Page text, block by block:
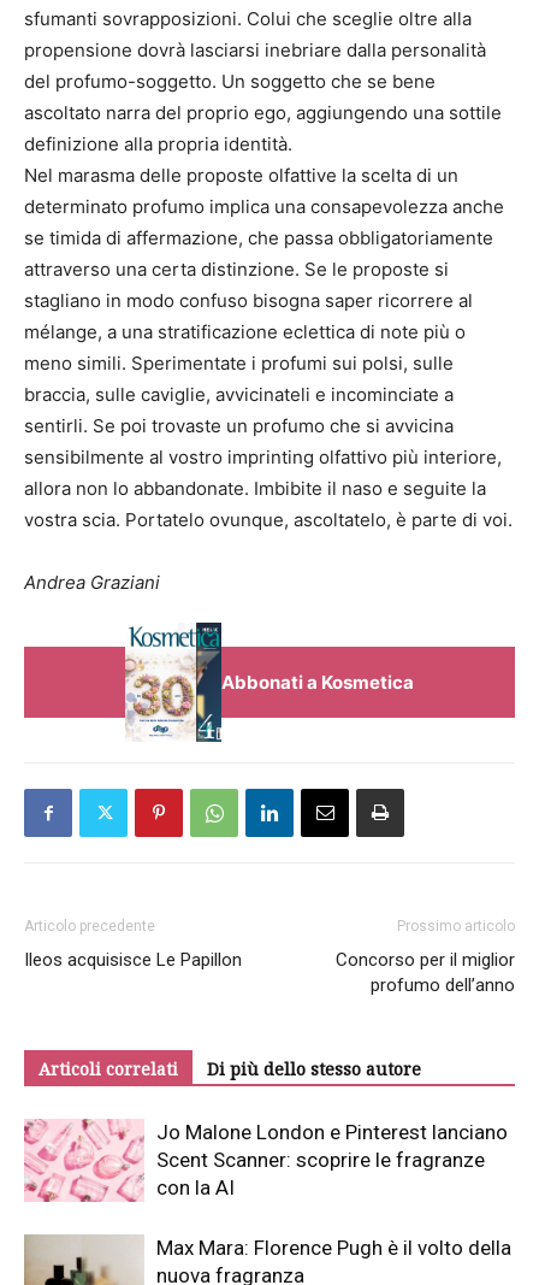
sfumanti sovrapposizioni. Colui che sceglie oltre alla
propensione dovrà lasciarsi inebriare dalla personalità
del profumo-soggetto. Un soggetto che se bene
ascoltato narra del proprio ego, aggiungendo una sottile
definizione alla propria identità.
Nel marasma delle proposte olfattive la scelta di un
determinato profumo implica una consapevolezza anche
se timida di affermazione, che passa obbligatoriamente
attraverso una certa distinzione. Se le proposte si
stagliano in modo confuso bisogna saper ricorrere al
mélange, a una stratificazione eclettica di note più o
meno simili. Sperimentate i profumi sui polsi, sulle
braccia, sulle caviglie, avvicinateli e incominciate a
sentirli. Se poi trovaste un profumo che si avvicina
sensibilmente al vostro imprinting olfattivo più interiore,
allora non lo abbandonate. Imbibite il naso e seguite la
vostra scia. Portatelo ovunque, ascoltatelo, è parte di voi.
Andrea Graziani
Abbonati a Kosmetica
Articolo precedente
Ileos acquisisce Le Papillon
Prossimo articolo
Concorso per il miglior
profumo dell’anno
Articoli correlati Di più dello stesso autore
Jo Malone London e Pinterest lanciano
Scent Scanner: scoprire le fragranze
con la AI
Max Mara: Florence Pugh è il volto della
nuova fragranza